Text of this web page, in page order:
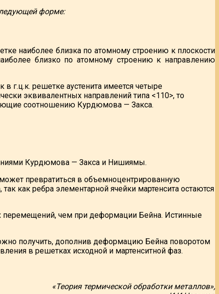
форме:
наиболее близка по атомному строению к плоскости
близко по атомному строению к направлению
в г.ц.к. решетке аустенита имеется четыре
эквивалентных направлений типа <110>, то
соотношению Курдюмова — Закса.
Курдюмова — Закса и Нишиямы.
превратиться в объемноцентрированную
как ребра элементарной ячейки мартенсита остаются
перемещений, чем при деформации Бейна. Истинные
получить, дополнив деформацию Бейна поворотом
в решетках исходной и мартенситной фаз.
«Теория термической обработки металлов»,